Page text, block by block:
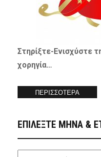
Στηρίξτε-Ενισχύστε
χορηγία…
ΠΕΡΙΣΣΟΤΕΡΑ
ΕΠΙΛΕΞΤΕ ΜΗΝΑ &